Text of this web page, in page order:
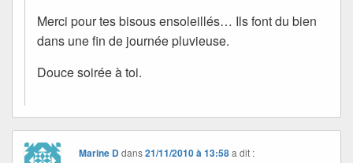
Merci pour tes bisous ensoleillés… Ils font du bien
dans une fin de journée pluvieuse.
Douce soirée à toi.
Marine Ddans21/11/2010 à 13:58 a dit :